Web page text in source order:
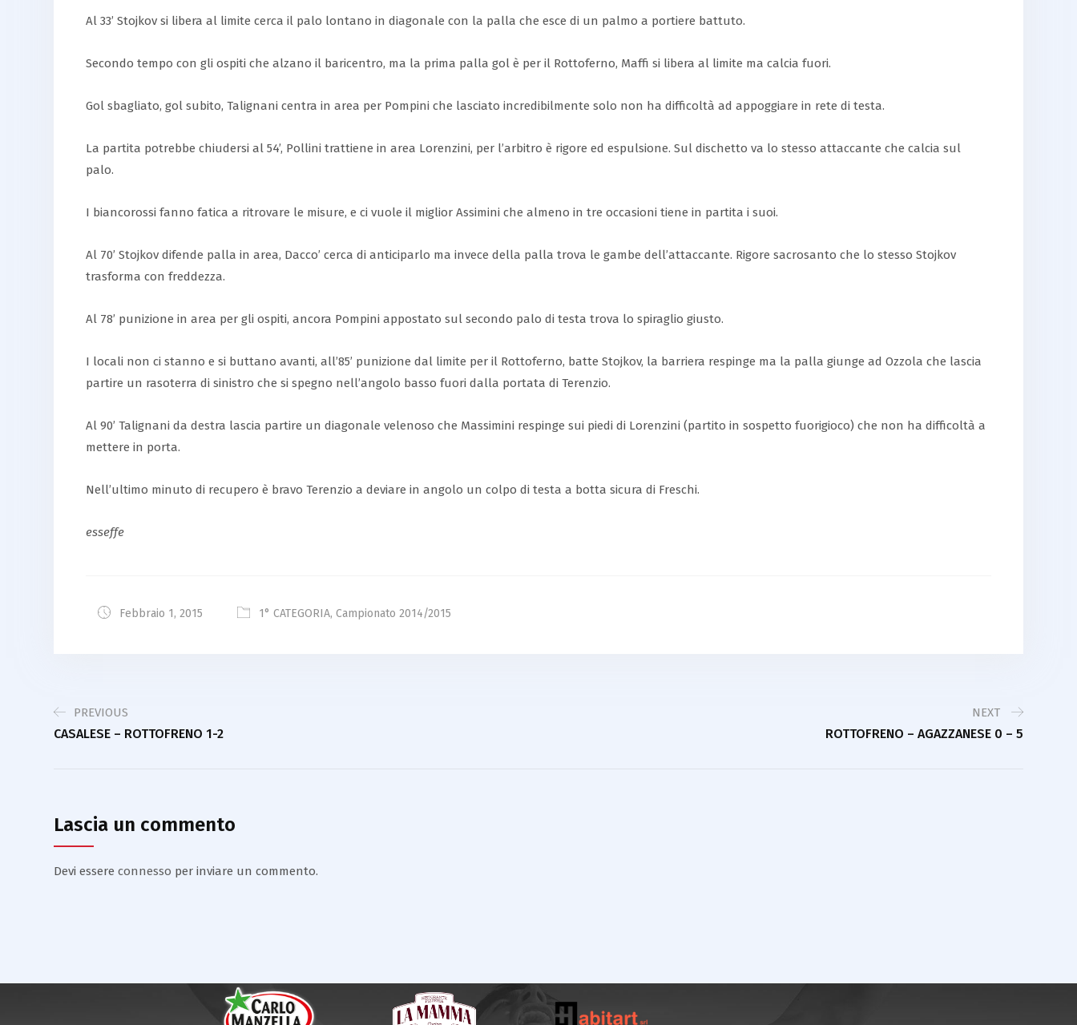
Al 33’ Stojkov si libera al limite cerca il palo lontano in diagonale con la palla che esce di un palmo a portiere battuto.
Secondo tempo con gli ospiti che alzano il baricentro, ma la prima palla gol è per il Rottoferno, Maffi si libera al limite ma calcia fuori.
Gol sbagliato, gol subito, Talignani centra in area per Pompini che lasciato incredibilmente solo non ha difficoltà ad appoggiare in rete di testa.
La partita potrebbe chiudersi al 54’, Pollini trattiene in area Lorenzini, per l’arbitro è rigore ed espulsione. Sul dischetto va lo stesso attaccante che calcia sul
palo.
I biancorossi fanno fatica a ritrovare le misure, e ci vuole il miglior Assimini che almeno in tre occasioni tiene in partita i suoi.
Al 70’ Stojkov difende palla in area, Dacco’ cerca di anticiparlo ma invece della palla trova le gambe dell’attaccante. Rigore sacrosanto che lo stesso Stojkov
trasforma con freddezza.
Al 78’ punizione in area per gli ospiti, ancora Pompini appostato sul secondo palo di testa trova lo spiraglio giusto.
I locali non ci stanno e si buttano avanti, all’85’ punizione dal limite per il Rottoferno, batte Stojkov, la barriera respinge ma la palla giunge ad Ozzola che lascia
partire un rasoterra di sinistro che si spegno nell’angolo basso fuori dalla portata di Terenzio.
Al 90’ Talignani da destra lascia partire un diagonale velenoso che Massimini respinge sui piedi di Lorenzini (partito in sospetto fuorigioco) che non ha difficoltà a
mettere in porta.
Nell’ultimo minuto di recupero è bravo Terenzio a deviare in angolo un colpo di testa a botta sicura di Freschi.
esseffe
Febbraio 1, 2015 1° CATEGORIA, Campionato 2014/2015
PREVIOUS
CASALESE – ROTTOFRENO 1-2
NEXT
ROTTOFRENO – AGAZZANESE 0 – 5
Lascia un commento
Devi essere connesso per inviare un commento.